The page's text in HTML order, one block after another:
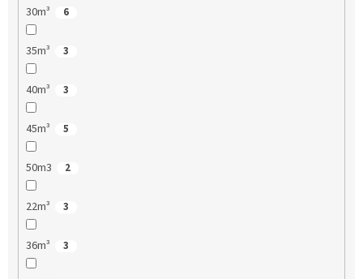
30m³ 6
35m³ 3
40m³ 3
45m³ 5
50m3 2
22m³ 3
36m³ 3